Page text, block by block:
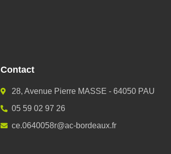
Contact
28, Avenue Pierre MASSE - 64050 PAU
05 59 02 97 26
ce.0640058r@ac-bordeaux.fr